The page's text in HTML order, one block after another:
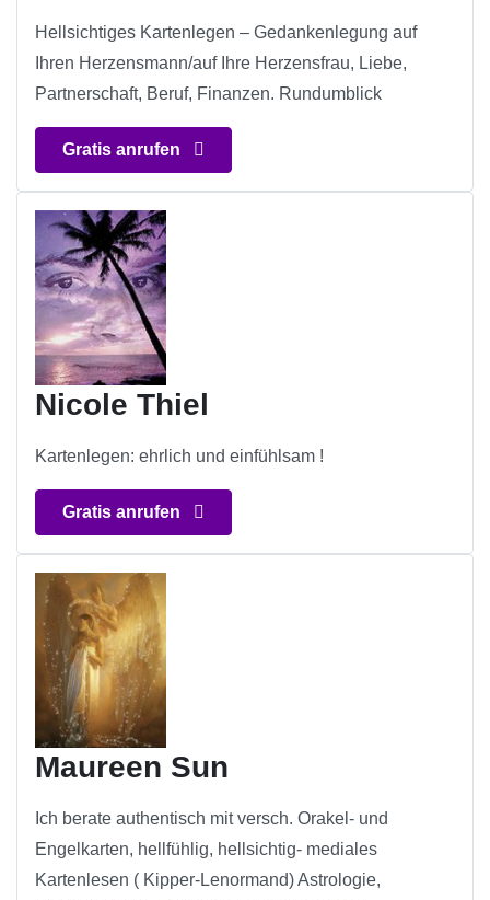
Hellsichtiges Kartenlegen – Gedankenlegung auf
Ihren Herzensmann/auf Ihre Herzensfrau, Liebe,
Partnerschaft, Beruf, Finanzen. Rundumblick
Gratis anrufen
Nicole Thiel
Kartenlegen: ehrlich und einfühlsam !
Gratis anrufen
Maureen Sun
Ich berate authentisch mit versch. Orakel- und
Engelkarten, hellfühlig, hellsichtig- mediales
Kartenlesen ( Kipper-Lenormand) Astrologie,